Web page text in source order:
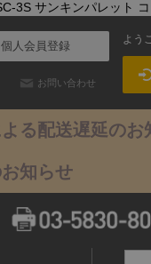
3S サンキンパレット
個人会員登録
お問い合わせ
よう
る配送遅延のお
知らせ